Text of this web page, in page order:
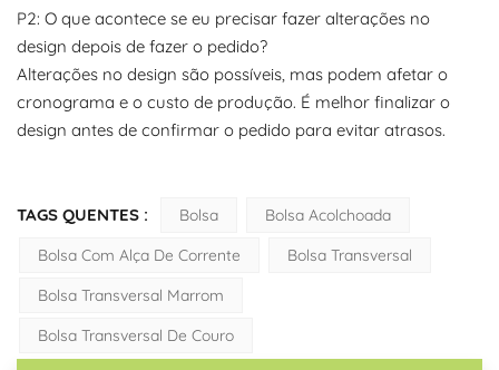
P2: O que acontece se eu precisar fazer alterações no
design depois de fazer o pedido?
Alterações no design são possíveis, mas podem afetar o
cronograma e o custo de produção. É melhor finalizar o
design antes de confirmar o pedido para evitar atrasos.
TAGS QUENTES : Bolsa
Bolsa Acolchoada
Bolsa Com Alça De Corrente
Bolsa Transversal
Bolsa Transversal Marrom
Bolsa Transversal De Couro